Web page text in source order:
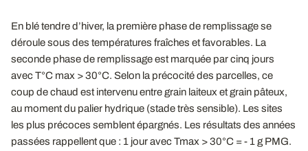
En blé tendre d’hiver, la première phase de remplissage se
déroule sous des températures fraîches et favorables. La
seconde phase de remplissage est marquée par cinq jours
avec T°C max > 30°C. Selon la précocité des parcelles, ce
coup de chaud est intervenu entre grain laiteux et grain pâteux,
au moment du palier hydrique (stade très sensible). Les sites
les plus précoces semblent épargnés. Les résultats des années
passées rappellent que : 1 jour avec Tmax > 30°C = - 1 g PMG.